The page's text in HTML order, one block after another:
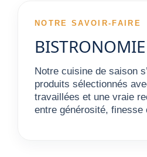
NOTRE SAVOIR-FAIRE
BISTRONOMIE
Notre cuisine de saison
produits sélectionnés
travaillées et une vraie
entre générosité, finesse